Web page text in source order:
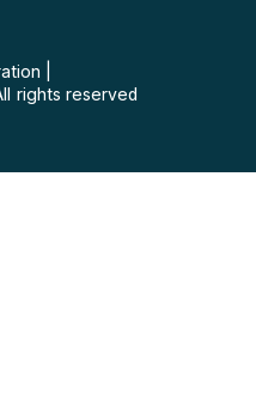
rights reserved